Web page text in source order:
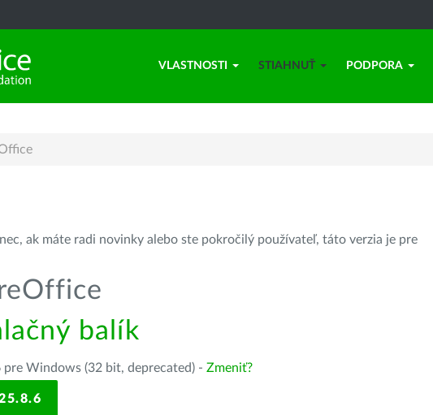
VLASTNOSTI STIAHNUŤ PODPORA
ak máte radi novinky alebo ste pokročilý používateľ, táto verzia je pre
balík
Windows (32 bit, deprecated) - Zmeniť?